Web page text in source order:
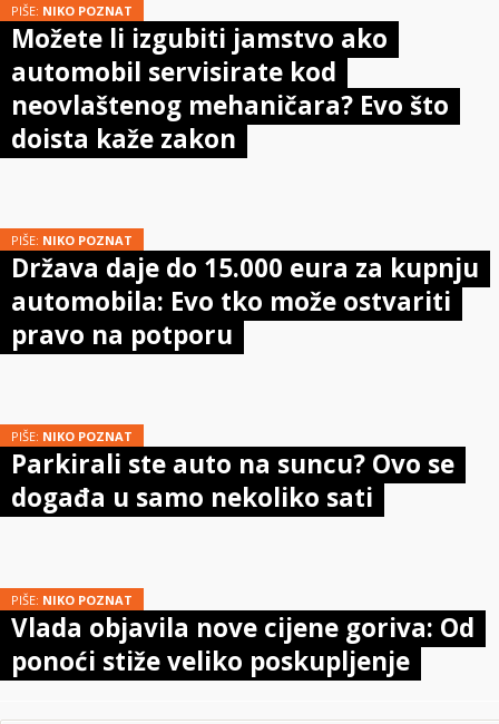
PIŠE: NIKO POZNAT
Možete li izgubiti jamstvo ako
automobil servisirate kod
neovlaštenog mehaničara? Evo što
doista kaže zakon
PIŠE: NIKO POZNAT
Država daje do 15.000 eura za kupnju
automobila: Evo tko može ostvariti
pravo na potporu
PIŠE: NIKO POZNAT
Parkirali ste auto na suncu? Ovo se
događa u samo nekoliko sati
PIŠE: NIKO POZNAT
Vlada objavila nove cijene goriva: Od
ponoći stiže veliko poskupljenje